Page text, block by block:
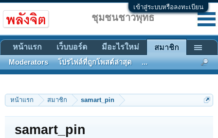
เข้าสู่ระบบหรือลงทะเบียน
หน้าแรก สมาชิก samart_pin
samart_pin
ชุมชนชาวพุทธ
หน้าแรก เว็บบอร์ด มีอะไรใหม่ สมาชิก
Moderators โปรไฟล์ที่ถูกโพสต์ล่าสุด ...